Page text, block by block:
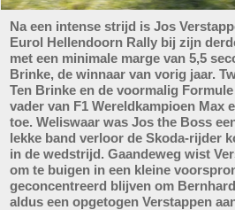
Na een intense strijd is Jos
Eurol Hellendoorn Rally bij zijn
met een minimale marge van 5,5
Brinke, de winnaar van vorig jaar.
Ten Brinke en de voormalig
vader van F1 Wereldkampioen Max
toe. Weliswaar was Jos the Boss
lekke band verloor de Skoda-rijder
in de wedstrijd. Gaandeweg wist
om te buigen in een kleine
geconcentreerd blijven om
aldus een opgetogen Verstappen